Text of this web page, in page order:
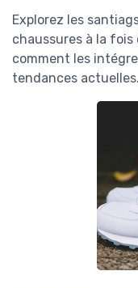
Explorez les
chaussures à la
comment les
tendances actuelles.